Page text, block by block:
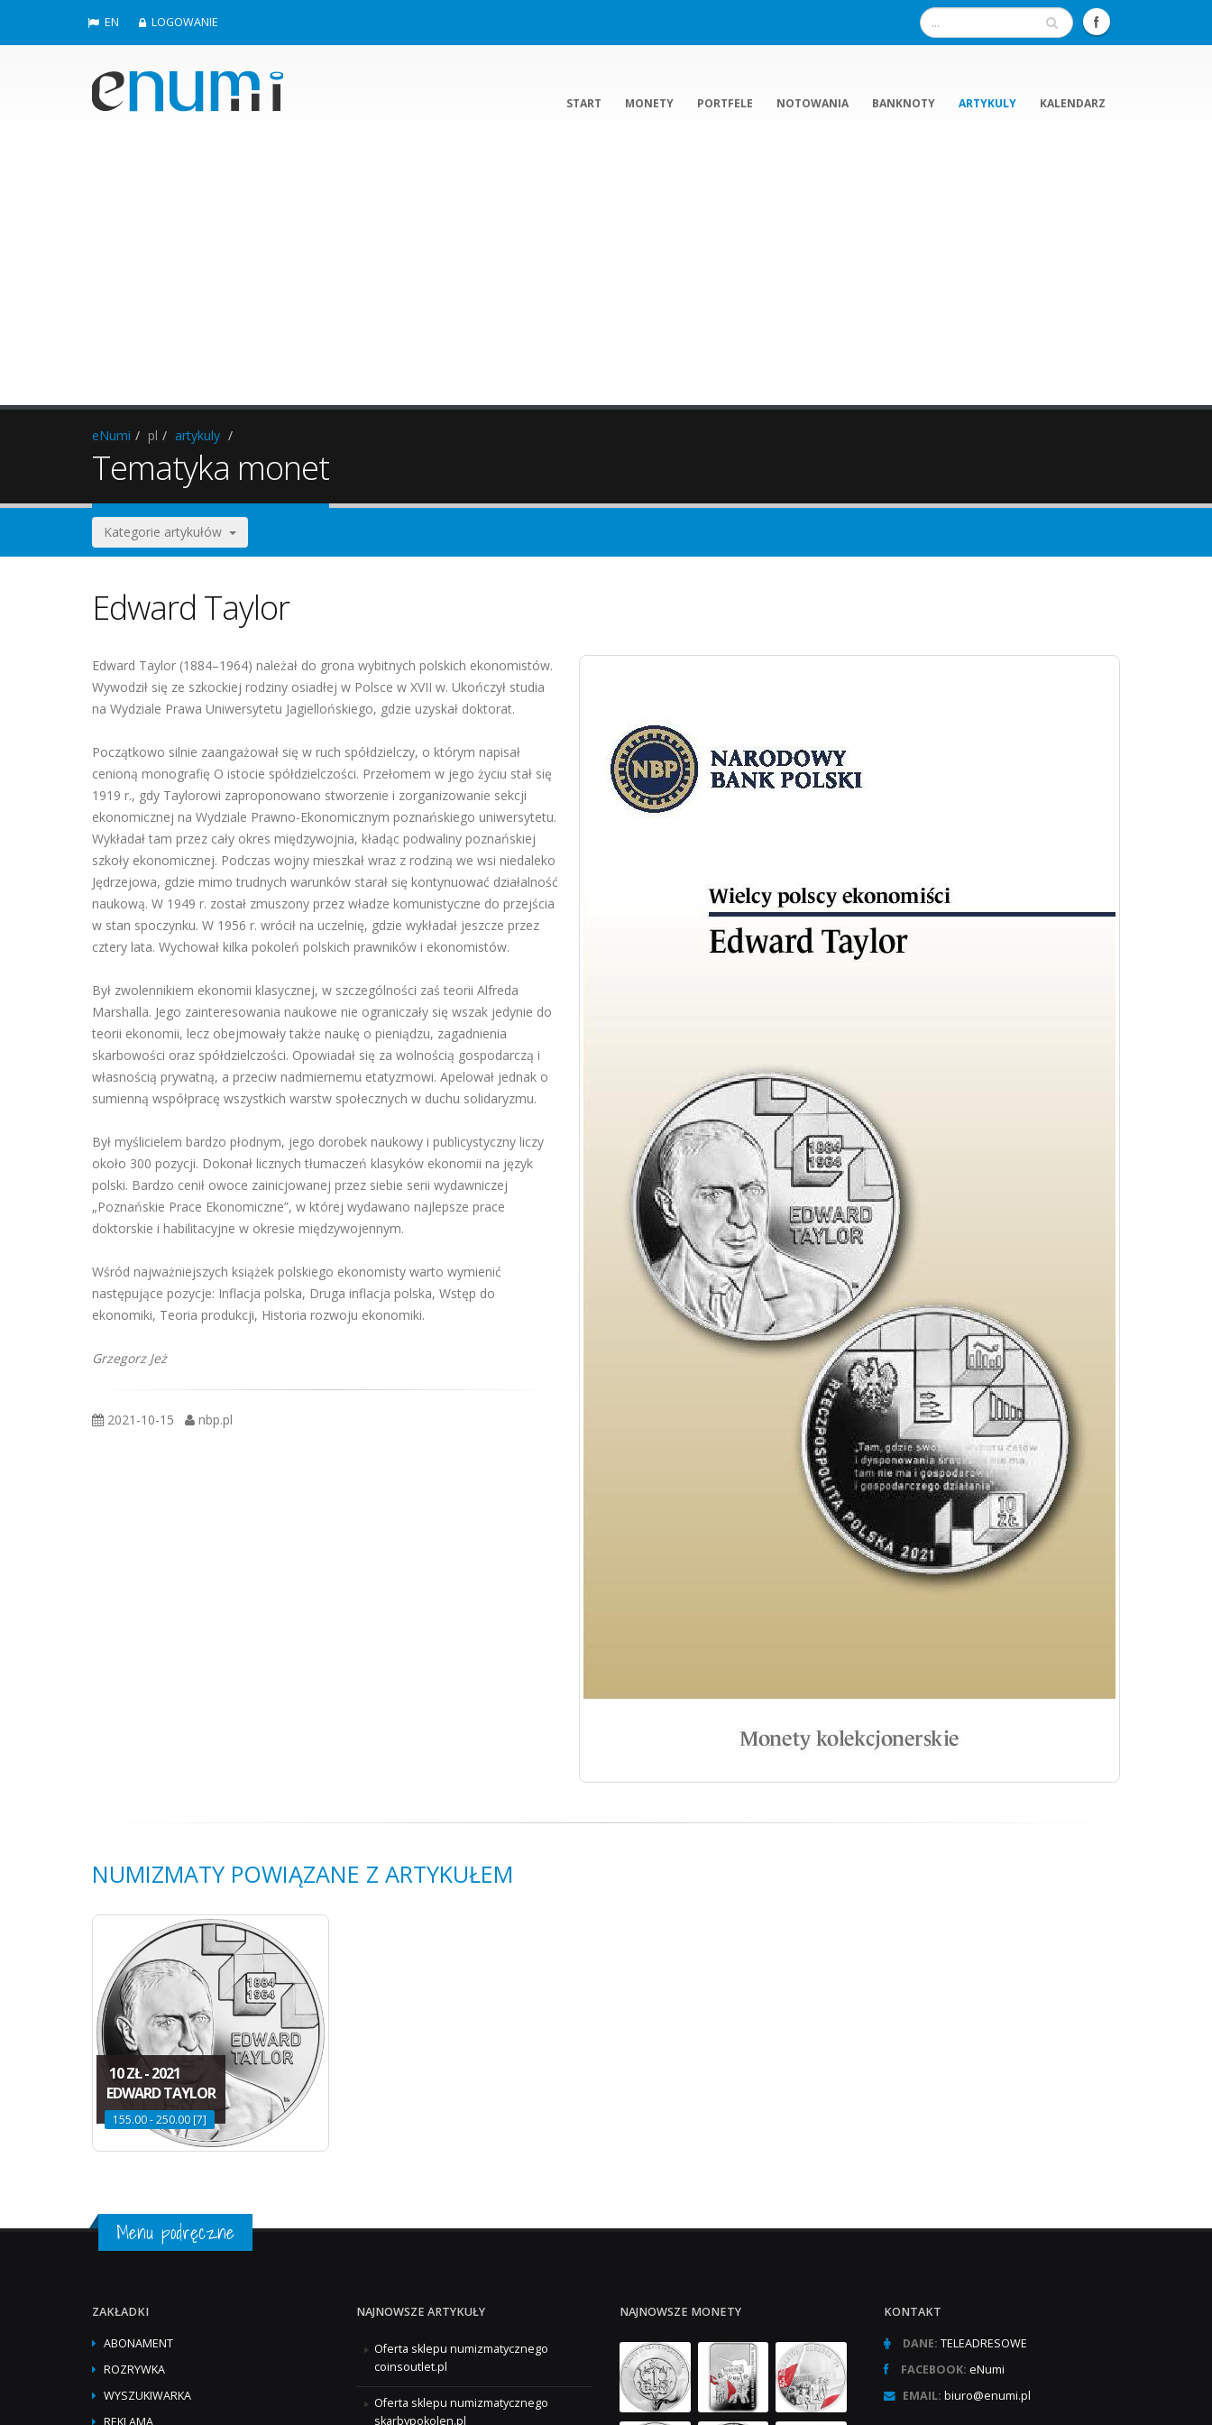
EN LOGOWANIE
START MONETY PORTFELE NOTOWANIA BANKNOTY ARTYKULY KALENDARZ
eNumi pl artykuly
Tematyka monet
Kategorie artykułów
Edward Taylor
Edward Taylor (1884–1964) należał do grona wybitnych polskich ekonomistów.
Wywodził się ze szkockiej rodziny osiadłej w Polsce w XVII w. Ukończył studia
na Wydziale Prawa Uniwersytetu Jagiellońskiego, gdzie uzyskał doktorat.
Początkowo silnie zaangażował się w ruch spółdzielczy, o którym napisał
cenioną monografię O istocie spółdzielczości. Przełomem w jego życiu stał się
1919 r., gdy Taylorowi zaproponowano stworzenie i zorganizowanie sekcji
ekonomicznej na Wydziale Prawno-Ekonomicznym poznańskiego uniwersytetu.
Wykładał tam przez cały okres międzywojnia, kładąc podwaliny poznańskiej
szkoły ekonomicznej. Podczas wojny mieszkał wraz z rodziną we wsi niedaleko
Jędrzejowa, gdzie mimo trudnych warunków starał się kontynuować działalność
naukową. W 1949 r. został zmuszony przez władze komunistyczne do przejścia
w stan spoczynku. W 1956 r. wrócił na uczelnię, gdzie wykładał jeszcze przez
cztery lata. Wychował kilka pokoleń polskich prawników i ekonomistów.
Był zwolennikiem ekonomii klasycznej, w szczególności zaś teorii Alfreda
Marshalla. Jego zainteresowania naukowe nie ograniczały się wszak jedynie do
teorii ekonomii, lecz obejmowały także naukę o pieniądzu, zagadnienia
skarbowości oraz spółdzielczości. Opowiadał się za wolnością gospodarczą i
własnością prywatną, a przeciw nadmiernemu etatyzmowi. Apelował jednak o
sumienną współpracę wszystkich warstw społecznych w duchu solidaryzmu.
Był myślicielem bardzo płodnym, jego dorobek naukowy i publicystyczny liczy
około 300 pozycji. Dokonał licznych tłumaczeń klasyków ekonomii na język
polski. Bardzo cenił owoce zainicjowanej przez siebie serii wydawniczej
„Poznańskie Prace Ekonomiczne”, w której wydawano najlepsze prace
doktorskie i habilitacyjne w okresie międzywojennym.
Wśród najważniejszych książek polskiego ekonomisty warto wymienić
następujące pozycje: Inflacja polska, Druga inflacja polska, Wstęp do
ekonomiki, Teoria produkcji, Historia rozwoju ekonomiki.
Grzegorz Jeż
2021-10-15 nbp.pl
NUMIZMATY POWIĄZANE Z ARTYKUŁEM
10 ZŁ - 2021
EDWARD TAYLOR
155.00 - 250.00 [7]
Menu podręczne
ZAKŁADKI
ABONAMENT
ROZRYWKA
WYSZUKIWARKA
REKLAMA
NAJNOWSZE ARTYKUŁY
Oferta sklepu numizmatycznego
coinsoutlet.pl
Oferta sklepu numizmatycznego
skarbypokolen.pl
NAJNOWSZE MONETY KONTAKT
DANE: TELEADRESOWE
FACEBOOK: eNumi
EMAIL: biuro@enumi.pl